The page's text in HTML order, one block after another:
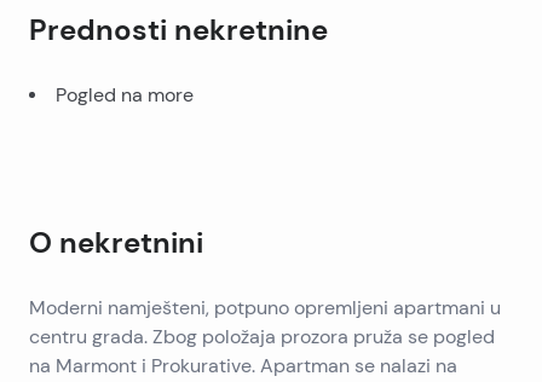
Prednosti nekretnine
Pogled na more
O nekretnini
Moderni namješteni, potpuno opremljeni apartmani u
centru grada. Zbog položaja prozora pruža se pogled
na Marmont i Prokurative. Apartman se nalazi na